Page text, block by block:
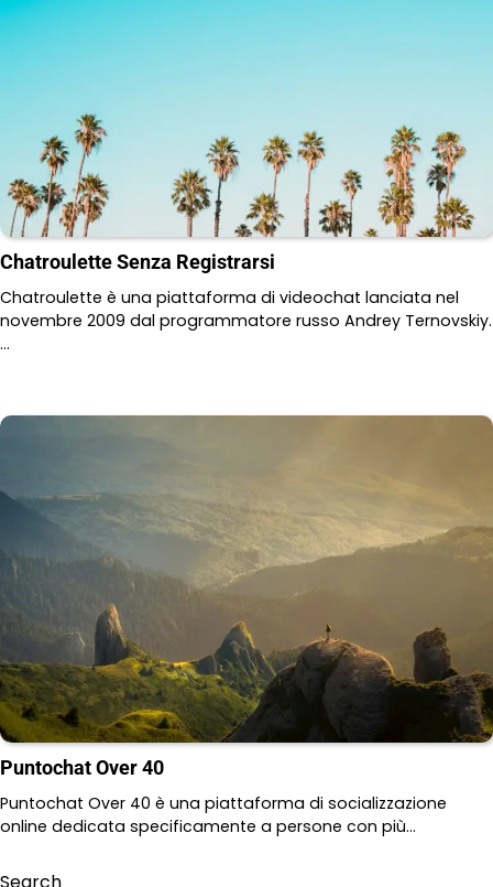
Chatroulette Senza Registrarsi
Chatroulette è una piattaforma di videochat lanciata nel
novembre 2009 dal programmatore russo Andrey Ternovskiy.
…
Puntochat Over 40
Puntochat Over 40 è una piattaforma di socializzazione
online dedicata specificamente a persone con più…